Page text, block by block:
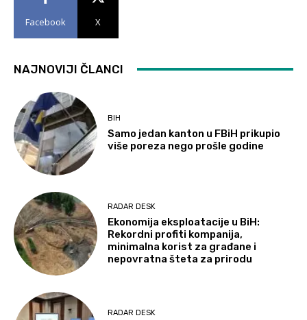
Facebook X
NAJNOVIJI ČLANCI
BIH
Samo jedan kanton u FBiH prikupio
više poreza nego prošle godine
RADAR DESK
Ekonomija eksploatacije u BiH:
Rekordni profiti kompanija,
minimalna korist za građane i
nepovratna šteta za prirodu
RADAR DESK